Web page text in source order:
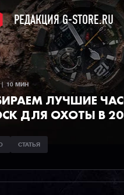
РЕДАКЦИЯ G-STORE.RU
10 МИН
ЛУЧШИЕ
ДЛЯ ОХОТЫ В
СТАТЬЯ